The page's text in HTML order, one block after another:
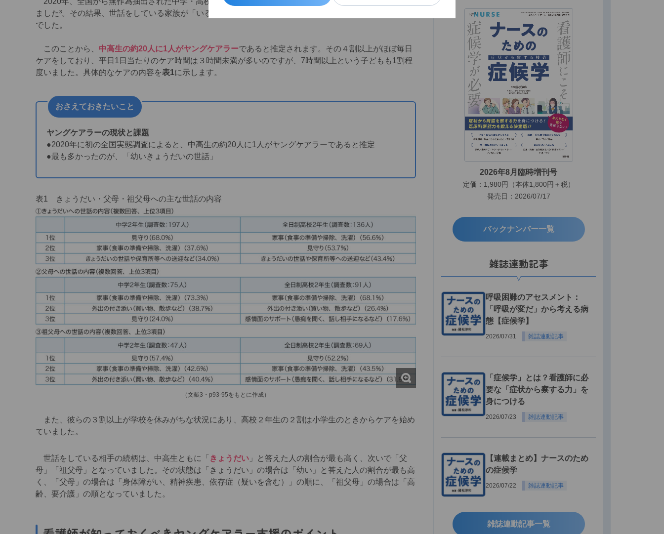
ました³。その結果、世話をしている家族が「いる」割合は、中学２年生で5.7％、全日制高校２年生で4.1％
でした。
このことから、 中高生の約20人に1人がヤングケアラーであると推定されます。その４割以上がほぼ毎日
ケアをしており、平日1日当たりのケア時間は３時間未満が多いのですが、7時間以上という子どもも1割程
度いました。具体的なケアの内容を表1に示します。
おさえておきたいこと
ヤングケアラーの現状と課題
●2020年に初の全国実態調査によると、中高生の約20人に1人がヤングケアラーであると推定
●最も多かったのが、「幼いきょうだいの世話」
表1 きょうだい・父母・祖父母への主な世話の内容
（文献3・p93-95をもとに作成）
また、彼らの３割以上が学校を休みがちな状況にあり、高校２年生の２割は小学生のときからケアを始め
ていました。
世話をしている相手の続柄は、中高生ともに「 きょうだい 」と答えた人の割合が最も高く、次いで「父
母」「祖父母」となっていました。その状態は「きょうだい」の場合は「幼い」と答えた人の割合が最も高
く、「父母」の場合は「身体障がい、精神疾患、依存症（疑いを含む）」の順に、「祖父母」の場合は「高
齢、要介護」の順となっていました。
2026年8月臨時増刊号
定価：1,980円（本体1,800円＋税）
発売日：2026/07/17
バックナンバー一覧
雑誌連動記事
呼吸困難のアセスメント：
「呼吸が変だ」から考える病
態【症候学】
2026/07/31 雑誌連動記事
「症候学」とは？看護師に必
要な「症状から察する力」を
身につける
2026/07/23 雑誌連動記事
【連載まとめ】ナースのため
の症候学
2026/07/22 雑誌連動記事
雑誌連動記事一覧